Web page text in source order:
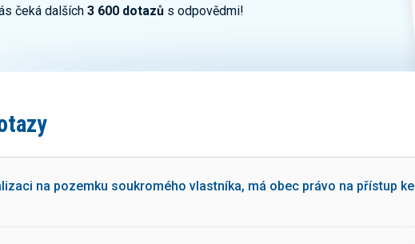
čeká dalších 3 600 dotazů s odpovědmi!
na pozemku soukromého vlastníka, má obec právo na přístup ke